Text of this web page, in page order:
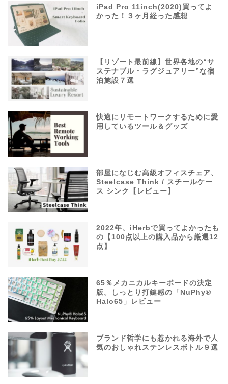
iPad Pro 11inch(2020)買ってよ
かった！３ヶ月経った感想
【リゾート最前線】世界各地の“サ
ステナブル・ラグジュアリー”な宿
泊施設７選
快適にリモートワークするために愛
用しているツール＆グッズ
部屋になじむ高級オフィスチェア、
Steelcase Think / スチールケー
ス シンク【レビュー】
2022年、iHerbで買ってよかったも
の【100点以上の購入品から厳選12
点】
65％メカニカルキーボードの決定
版。しっとり打鍵感の「NuPhy®
Halo65」レビュー
ブランド哲学にも惹かれる海外で人
気のおしゃれステンレスボトル９選